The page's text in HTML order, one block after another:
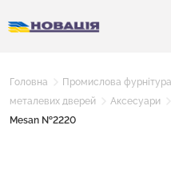
Головна Промислова фурнітура
металевих дверей
Аксесуари
Mesan №2220